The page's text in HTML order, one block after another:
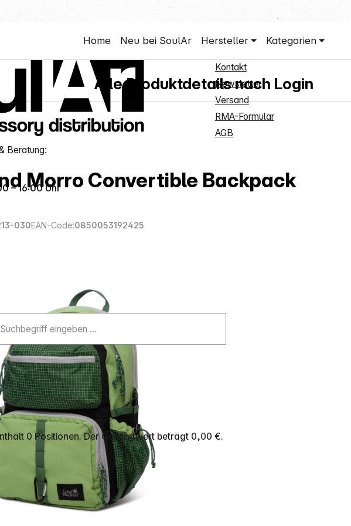
0 Positionen. Der Gesamtwert beträgt 0,00 €.
Home Neu bei SoulAr Hersteller Kategorien
Alle Produktdetails nach Login
Morro Convertible Backpack
030EAN-Code:0850053192425
Beratung:
– 16:00 Uhr
Kontakt
Newsletter
Versand
RMA-Formular
AGB